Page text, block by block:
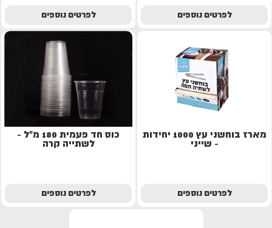
לפרטים נוספים לפרטים נוספים
מארז בוחשני עץ 1000 יחידות
- שייני
לפרטים נוספים
כוס חד פעמית 180 מ"ל -
לשתייה קרה
לפרטים נוספים